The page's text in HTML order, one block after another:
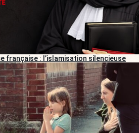
française : l’islamisation silencieuse